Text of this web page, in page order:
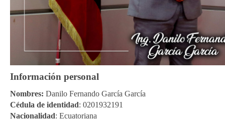
Información personal
Nombres: Danilo Fernando García García
Cédula de identidad: 0201932191
Nacionalidad: Ecuatoriana